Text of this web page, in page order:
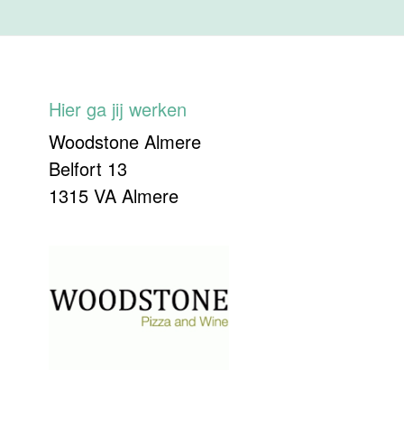
Hier ga jij werken
Woodstone Almere
Belfort 13
1315 VA Almere